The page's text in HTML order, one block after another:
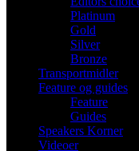
Platinum
Gold
Silver
Bronze
Transportmidler
Feature og guides
Feature
Guides
Speakers Korner
Videoer